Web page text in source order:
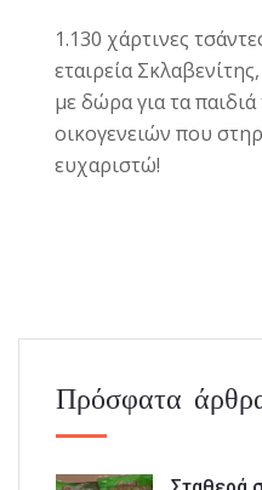
1.130 χάρτινες
εταιρεία
με δώρα για τα
οικογενειών που
ευχαριστώ!
Πρόσφατα